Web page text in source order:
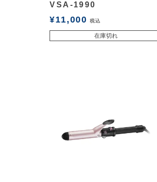
VSA-1990
¥11,000 税込
在庫切れ